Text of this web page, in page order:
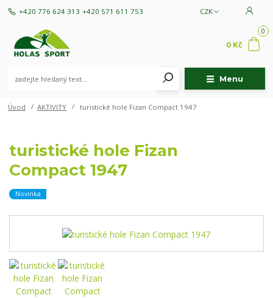
Menu
CZK
+420 776 624 313 +420 571 611 753
0
0 Kč
Úvod AKTIVITY turistické hole Fizan Compact 1947
turistické hole Fizan
Compact 1947
Novinka